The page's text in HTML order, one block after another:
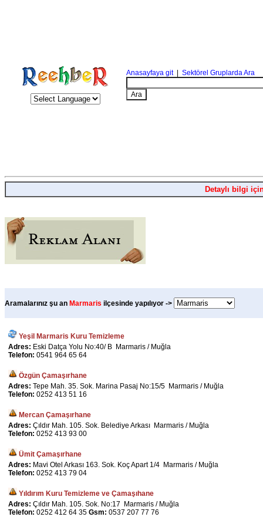
Anasayfaya git| Sektörel Gruplarda Ara
Detaylı bilgi
Aramalarınız şu an Marmaris ilçesinde yapılıyor ->
Yeşil Marmaris Kuru Temizleme
Adres: Eski Datça Yolu No:40/ B Marmaris / Muğla
Telefon: 0541 964 65 64
Özgün Çamaşırhane
Adres: Tepe Mah. 35. Sok. Marina Pasaj No:15/5 Marmaris / Muğla
Telefon: 0252 413 51 16
Mercan Çamaşırhane
Adres: Çıldır Mah. 105. Sok. Belediye Arkası Marmaris / Muğla
Telefon: 0252 413 93 00
Ümit Çamaşırhane
Adres: Mavi Otel Arkası 163. Sok. Koç Apart 1/4 Marmaris / Muğla
Telefon: 0252 413 79 04
Yıldırım Kuru Temizleme ve Çamaşıhane
Adres: Çıldır Mah. 105. Sok. No:17 Marmaris / Muğla
Telefon: 0252 412 64 35 Gsm: 0537 207 77 76